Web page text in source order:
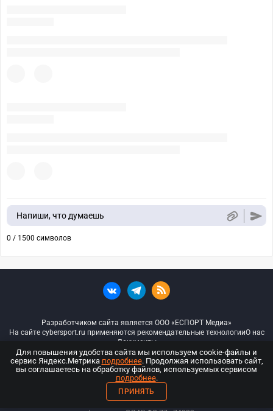
Напиши, что думаешь
0 / 1500 символов
Разработчиком сайта является ООО «ЕСПОРТ Медиа»
На сайте cybersport.ru применяются рекомендательные технологииО нас
Документы
© ООО «Киберспорт.ру» — Все права защищены
18+
ООО «Киберспорт.ру». Свидетельство о регистрации средств массовой
Для повышения удобства сайта мы используем cookie-файлы и
сервис Яндекс.Метрика подробнее. Продолжая использовать сайт,
вы соглашаетесь на обработку файлов, используемых сервисом
подробнее.
ПРИНЯТЬ